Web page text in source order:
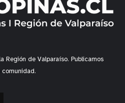
Región de Valparaíso. Publicamos
comunidad.